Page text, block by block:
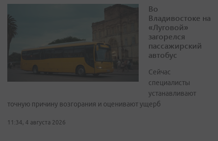
Во
Владивостоке на
«Луговой»
загорелся
пассажирский
автобус
Сейчас
специалисты
устанавливают
точную причину возгорания и оценивают ущерб
11:34, 4 августа 2026